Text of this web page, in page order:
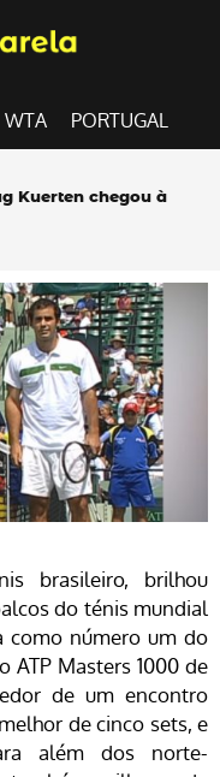
WTA PORTUGAL
Kuerten chegou à
brasileiro, brilhou
do ténis mundial
como número um do
ATP Masters 1000 de
de um encontro
de cinco sets, e
além dos norte-